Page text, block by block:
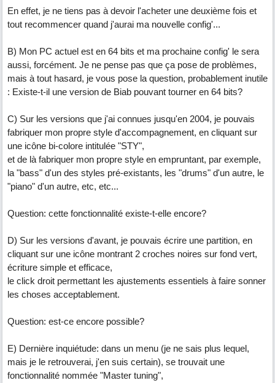
En effet, je ne tiens pas à devoir l'acheter une deuxième fois et
tout recommencer quand j'aurai ma nouvelle config'...
B) Mon PC actuel est en 64 bits et ma prochaine config' le sera
aussi, forcément. Je ne pense pas que ça pose de problèmes,
mais à tout hasard, je vous pose la question, probablement inutile
: Existe-t-il une version de Biab pouvant tourner en 64 bits?
C) Sur les versions que j'ai connues jusqu'en 2004, je pouvais
fabriquer mon propre style d'accompagnement, en cliquant sur
une icône bi-colore intitulée "STY",
et de là fabriquer mon propre style en empruntant, par exemple,
la "bass" d'un des styles pré-existants, les "drums" d'un autre, le
"piano" d'un autre, etc, etc...
Question: cette fonctionnalité existe-t-elle encore?
D) Sur les versions d'avant, je pouvais écrire une partition, en
cliquant sur une icône montrant 2 croches noires sur fond vert,
écriture simple et efficace,
le click droit permettant les ajustements essentiels à faire sonner
les choses acceptablement.
Question: est-ce encore possible?
E) Dernière inquiétude: dans un menu (je ne sais plus lequel,
mais je le retrouverai, j'en suis certain), se trouvait une
fonctionnalité nommée "Master tuning",